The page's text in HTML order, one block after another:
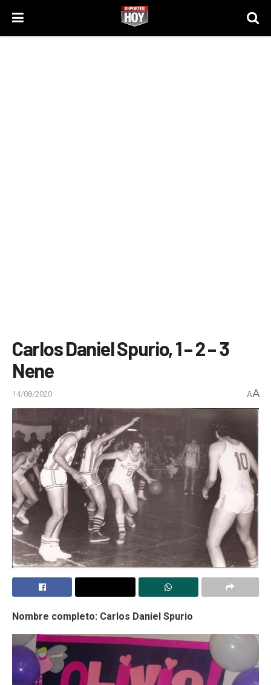
Carlos Daniel Spurio, 1 – 2 – 3
Nene
14/08/2020 AA
Nombre completo: Carlos Daniel Spurio